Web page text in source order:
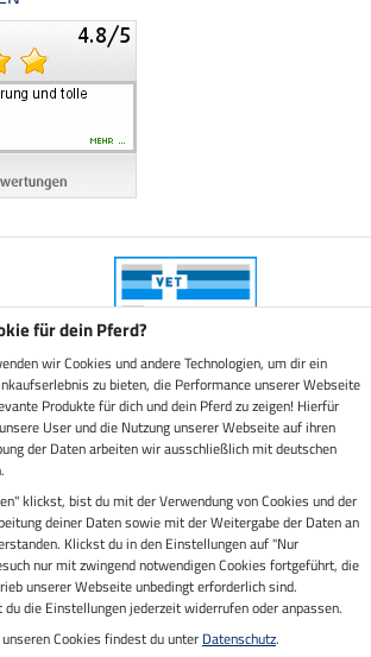
Rechnung Vorkasse
Impressum
für dein Pferd?
wir Cookies und andere Technologien, um dir ein
zu bieten, die Performance unserer Webseite
Produkte für dich und dein Pferd zu zeigen! Hierfür
User und die Nutzung unserer Webseite auf ihren
der Daten arbeiten wir ausschließlich mit deutschen
klickst, bist du mit der Verwendung von Cookies und der
deiner Daten sowie mit der Weitergabe der Daten an
Klickst du in den Einstellungen auf "Nur
nur mit zwingend notwendigen Cookies fortgeführt, die
unserer Webseite unbedingt erforderlich sind.
die Einstellungen jederzeit widerrufen oder anpassen.
Cookies findest du unter Datenschutz.